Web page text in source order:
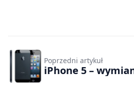
Poprzedni artykuł
iPhone 5 –